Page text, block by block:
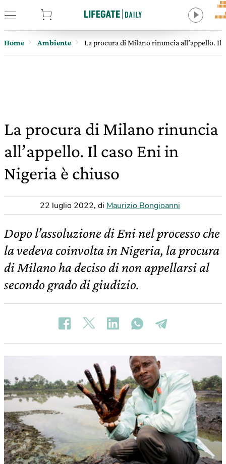
Home Ambiente La procura di Milano rinuncia all’appello. Il
La procura di Milano rinuncia
all’appello. Il caso Eni in
Nigeria è chiuso
22 luglio 2022, di Maurizio Bongioanni
Dopo l’assoluzione di Eni nel processo che
la vedeva coinvolta in Nigeria, la procura
di Milano ha deciso di non appellarsi al
secondo grado di giudizio.